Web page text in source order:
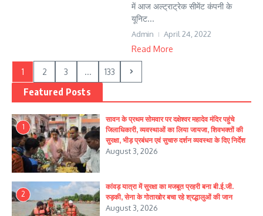
में आज अल्ट्राट्रेक सीमेंट कंपनी के
यूनिट...
Admin April 24, 2022
Read More
1 2 3 ... 133
Featured Posts
1
सावन के प्रथम सोमवार पर दक्षेश्वर महादेव मंदिर पहुंचे
जिलाधिकारी, व्यवस्थाओं का लिया जायजा, शिवभक्तों की
सुरक्षा, भीड़ प्रबंधन एवं सुचारु दर्शन व्यवस्था के दिए निर्देश
August 3, 2026
2
कांवड़ यात्रा में सुरक्षा का मजबूत प्रहरी बना बी.ई.जी.
रुड़की, सेना के गोताखोर बचा रहे श्रद्धालुओं की जान
August 3, 2026